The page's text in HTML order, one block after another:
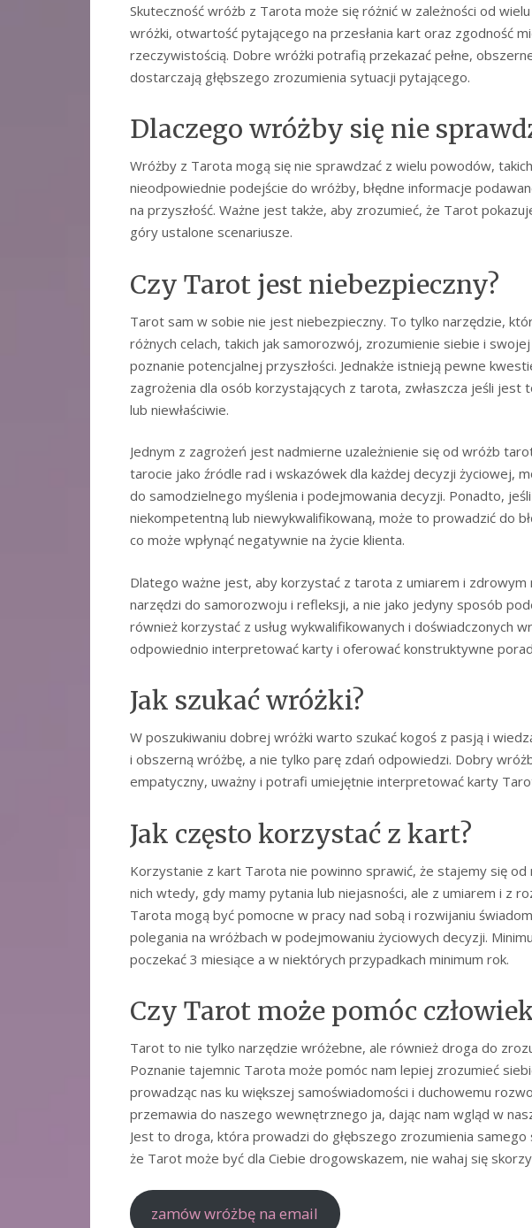
Skuteczność wróżb z Tarota może się różnić w zależności od
wróżki, otwartość pytającego na przesłania kart oraz zgodność
rzeczywistością. Dobre wróżki potrafią przekazać pełne,
dostarczają głębszego zrozumienia sytuacji pytającego.
Dlaczego wróżby się nie
Wróżby z Tarota mogą się nie sprawdzać z wielu powodów,
nieodpowiednie podejście do wróżby, błędne informacje
na przyszłość. Ważne jest także, aby zrozumieć, że Tarot
góry ustalone scenariusze.
Czy Tarot jest niebezpieczny?
Tarot sam w sobie nie jest niebezpieczny. To tylko narzędzie,
różnych celach, takich jak samorozwój, zrozumienie siebie i
poznanie potencjalnej przyszłości. Jednakże istnieją pewne
zagrożenia dla osób korzystających z tarota, zwłaszcza jeśli
lub niewłaściwie.
Jednym z zagrożeń jest nadmierne uzależnienie się od wróżb
tarocie jako źródle rad i wskazówek dla każdej decyzji życiowej,
do samodzielnego myślenia i podejmowania decyzji. Ponadto,
niekompetentną lub niewykwalifikowaną, może to prowadzić do
co może wpłynąć negatywnie na życie klienta.
Dlatego ważne jest, aby korzystać z tarota z umiarem i
narzędzi do samorozwoju i refleksji, a nie jako jedyny sposób
również korzystać z usług wykwalifikowanych i doświadczonych
odpowiednio interpretować karty i oferować konstruktywne
Jak szukać wróżki?
W poszukiwaniu dobrej wróżki warto szukać kogoś z pasją i
i obszerną wróżbę, a nie tylko parę zdań odpowiedzi. Dobry
empatyczny, uważny i potrafi umiejętnie interpretować karty
Jak często korzystać z kart?
Korzystanie z kart Tarota nie powinno sprawić, że stajemy się od
nich wtedy, gdy mamy pytania lub niejasności, ale z umiarem i z
Tarota mogą być pomocne w pracy nad sobą i rozwijaniu
polegania na wróżbach w podejmowaniu życiowych decyzji.
poczekać 3 miesiące a w niektórych przypadkach minimum rok.
Czy Tarot może pomóc
Tarot to nie tylko narzędzie wróżebne, ale również droga do
Poznanie tajemnic Tarota może pomóc nam lepiej zrozumieć
prowadząc nas ku większej samoświadomości i duchowemu
przemawia do naszego wewnętrznego ja, dając nam wgląd w
Jest to droga, która prowadzi do głębszego zrozumienia samego
że Tarot może być dla Ciebie drogowskazem, nie wahaj się
zamów wróżbę na email